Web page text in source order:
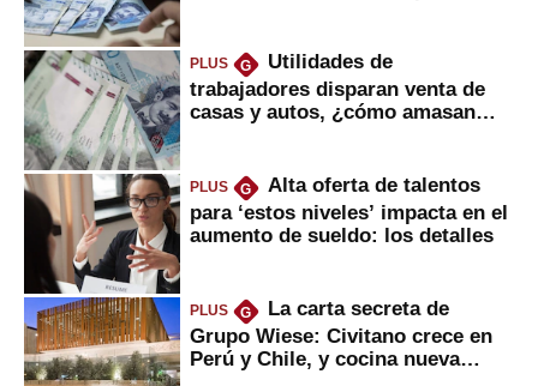
PLUS G
Utilidades de
trabajadores disparan venta de
casas y autos, ¿cómo amasan
PLUS G
Alta oferta de talentos
para ‘estos niveles’ impacta en el
aumento de sueldo: los detalles
PLUS G
La carta secreta de
Grupo Wiese: Civitano crece en
Perú y Chile, y cocina nueva